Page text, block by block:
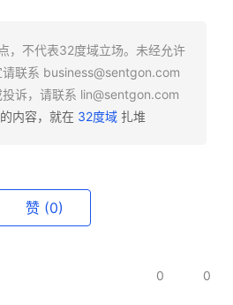
，不代表32度域立场。未经允许
联系 business@sentgon.com
诉，请联系 lin@sentgon.com
内容，就在 32度域扎堆
赞 (0)
0 0